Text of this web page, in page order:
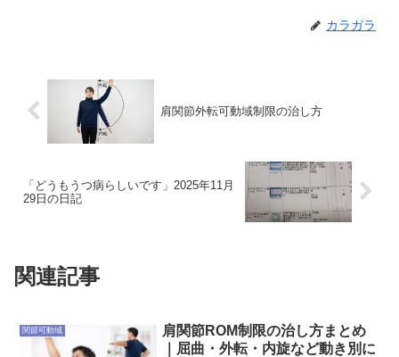
カラガラ
肩関節外転可動域制限の治し方
「どうもうつ病らしいです」2025年11月
29日の日記
関連記事
関節可動域
肩関節ROM制限の治し方まとめ
｜屈曲・外転・内旋など動き別に